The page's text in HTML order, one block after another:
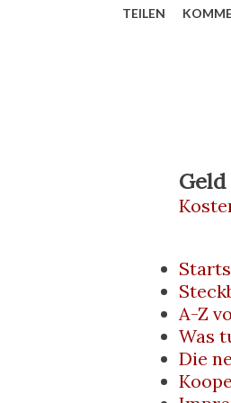
20–40
Alternative:
TEILEN
A-Z
Was
Die